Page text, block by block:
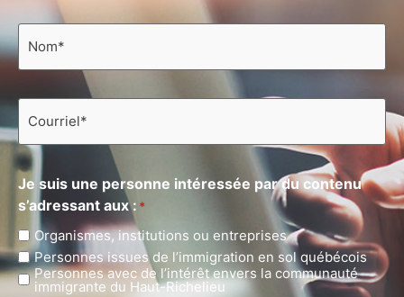
Nom
Courriel
Je suis une personne intéressée par du contenu
s’adressant aux : *
Organismes, institutions ou entreprises
Personnes issues de l’immigration en sol québécois
Personnes avec de l’intérêt envers la communauté
immigrante du Haut-Richelieu